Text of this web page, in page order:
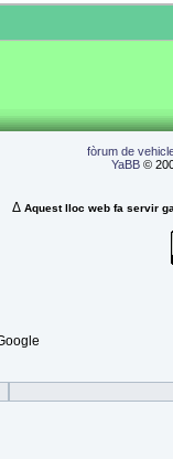
fòrum de
YaBB ©
ΔAquest lloc web fa servir